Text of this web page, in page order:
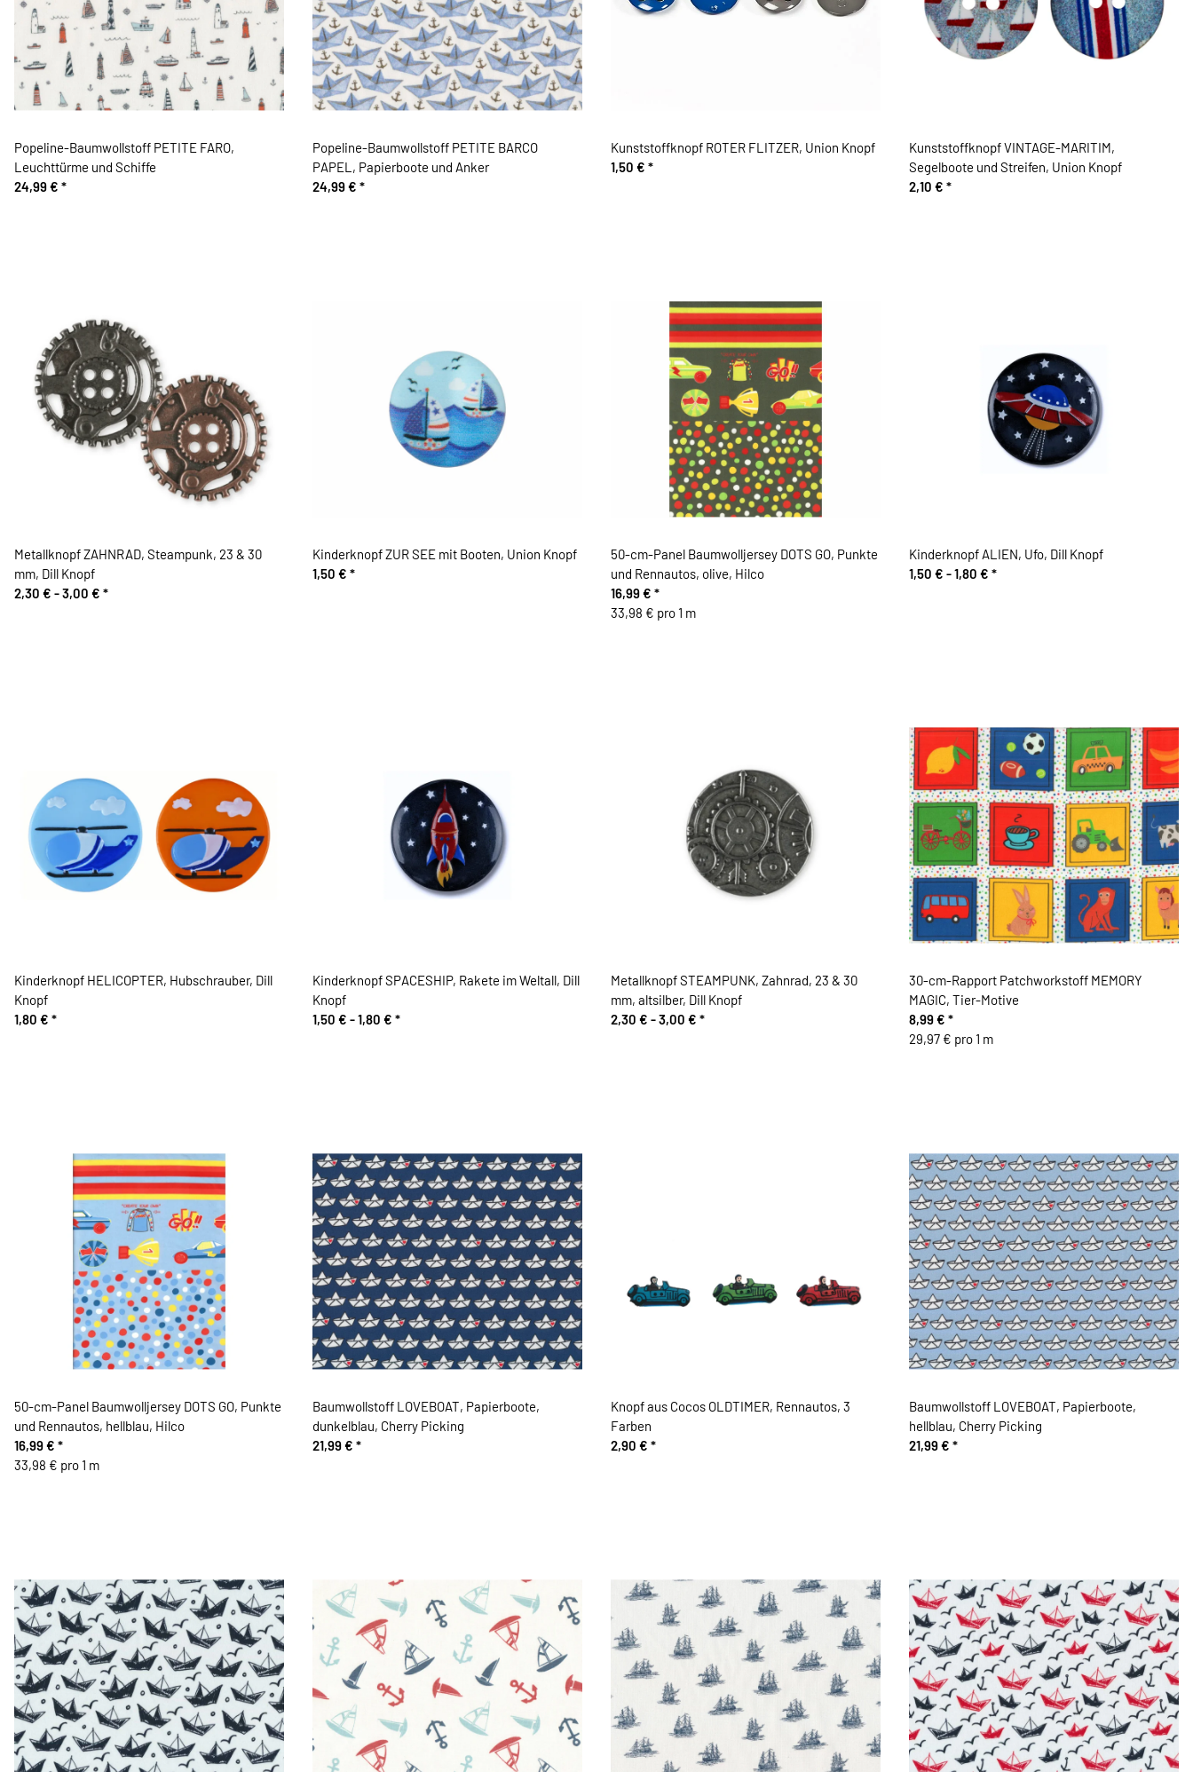
Popeline-Baumwollstoff PETITE FARO,
Leuchttürme und Schiffe
24,99 € *
Popeline-Baumwollstoff PETITE BARCO
PAPEL, Papierboote und Anker
24,99 € *
Kunststoffknopf ROTER FLITZER, Union Knopf
1,50 € *
Kunststoffknopf VINTAGE-MARITIM,
Segelboote und Streifen, Union Knopf
2,10 € *
Metallknopf ZAHNRAD, Steampunk, 23 & 30
mm, Dill Knopf
2,30 € -3,00 € *
Kinderknopf ZUR SEE mit Booten, Union Knopf
1,50 € *
50-cm-Panel Baumwolljersey DOTS GO, Punkte
und Rennautos, olive, Hilco
16,99 € *
33,98 € pro 1 m
Kinderknopf ALIEN, Ufo, Dill Knopf
1,50 € -1,80 € *
Kinderknopf HELICOPTER, Hubschrauber, Dill
Knopf
1,80 € *
Kinderknopf SPACESHIP, Rakete im Weltall, Dill
Knopf
1,50 € -1,80 € *
Metallknopf STEAMPUNK, Zahnrad, 23 & 30
mm, altsilber, Dill Knopf
2,30 € -3,00 € *
30-cm-Rapport Patchworkstoff MEMORY
MAGIC, Tier-Motive
8,99 € *
29,97 € pro 1 m
50-cm-Panel Baumwolljersey DOTS GO, Punkte
und Rennautos, hellblau, Hilco
16,99 € *
33,98 € pro 1 m
Baumwollstoff LOVEBOAT, Papierboote,
dunkelblau, Cherry Picking
21,99 € *
Knopf aus Cocos OLDTIMER, Rennautos, 3
Farben
2,90 € *
Baumwollstoff LOVEBOAT, Papierboote,
hellblau, Cherry Picking
21,99 € *